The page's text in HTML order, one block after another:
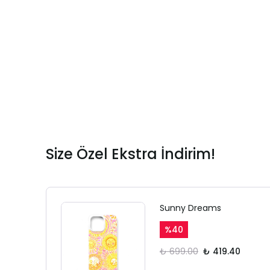
Size Özel Ekstra İndirim!
Sunny Dreams
%40
₺ 699.00 ₺ 419.40